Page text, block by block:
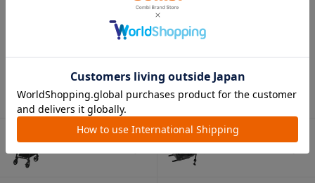
CATEGORY
カテゴリー
（コンビ）